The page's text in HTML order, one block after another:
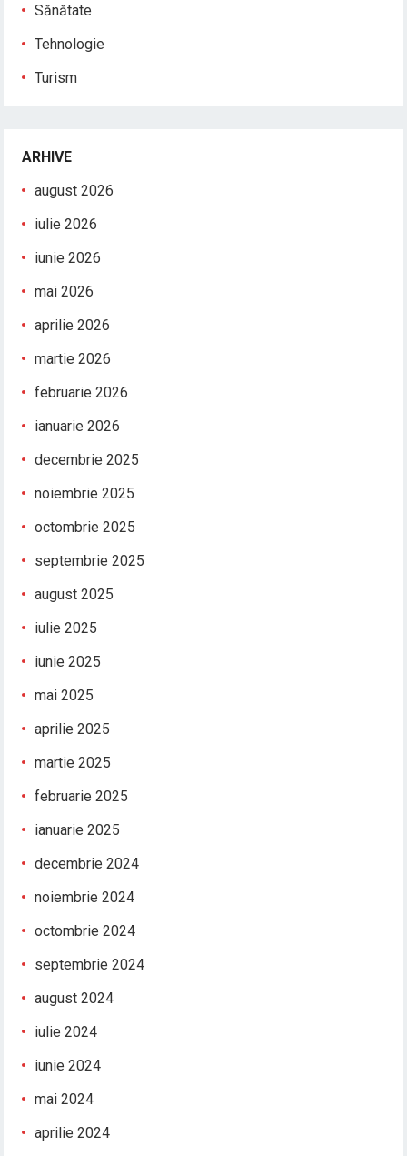
Sănătate
Tehnologie
Turism
ARHIVE
august 2026
iulie 2026
iunie 2026
mai 2026
aprilie 2026
martie 2026
februarie 2026
ianuarie 2026
decembrie 2025
noiembrie 2025
octombrie 2025
septembrie 2025
august 2025
iulie 2025
iunie 2025
mai 2025
aprilie 2025
martie 2025
februarie 2025
ianuarie 2025
decembrie 2024
noiembrie 2024
octombrie 2024
septembrie 2024
august 2024
iulie 2024
iunie 2024
mai 2024
aprilie 2024